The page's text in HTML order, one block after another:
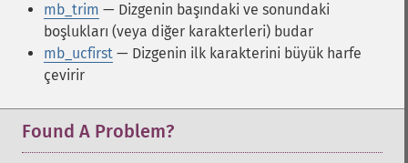
mb_trim — Dizgenin başındaki ve sonundaki
boşlukları (veya diğer karakterleri) budar
mb_ucfirst — Dizgenin ilk karakterini büyük harfe
çevirir
Found A Problem?